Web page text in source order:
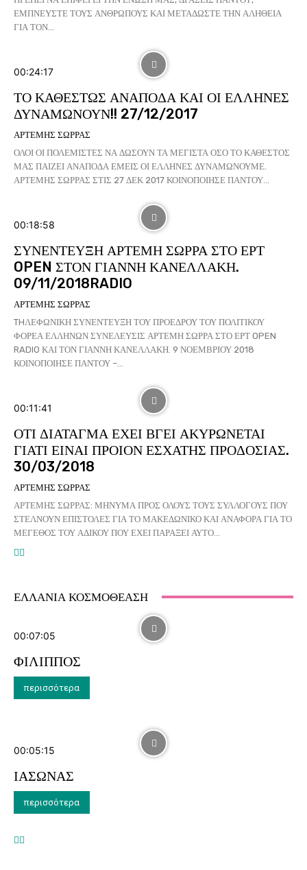
ΕΜΠΝΕΥΣΤΕ ΤΟΥΣ ΑΝΘΡΩΠΟΥΣ ΚΑΙ ΜΕΤΑΔΩΣΤΕ ΤΗΝ ΑΛΗΘΕΙΑ
ΓΙΑ ΤΟΝ...
00:24:17
ΤΟ ΚΑΘΕΣΤΩΣ ΑΝΑΠΟΔΑ ΚΑΙ ΟΙ ΕΛΛΗΝΕΣ
ΔΥΝΑΜΩΝΟΥΝ!! 27/12/2017
ΑΡΤΕΜΗΣ ΣΩΡΡΑΣ
ΟΛΟΙ ΟΙ ΠΟΛΕΜΙΣΤΕΣ ΝΑ ΔΩΣΟΥΝ ΤΑ ΜΕΓΙΣΤΑ ΟΣΟ ΤΟ ΚΑΘΕΣΤΟΣ
ΜΑΣ ΠΑΙΖΕΙ ΑΝΑΠΟΔΑ ΕΜΕΙΣ ΟΙ ΕΛΛΗΝΕΣ ΔΥΝΑΜΩΝΟΥΜΕ.
ΑΡΤΕΜΗΣ ΣΩΡΡΑΣ ΣΤΙΣ 27 ΔΕΚ 2017 ΚΟΙΝΟΠΟΙΗΣΕ ΠΑΝΤΟΥ...
00:18:58
ΣΥΝΕΝΤΕΥΞΗ ΑΡΤΕΜΗ ΣΩΡΡΑ ΣΤΟ ΕΡΤ
OPEN ΣΤΟΝ ΓΙΑΝΝΗ ΚΑΝΕΛΛΑΚΗ.
09/11/2018RADIO
ΑΡΤΕΜΗΣ ΣΩΡΡΑΣ
THΛΕΦΩΝΙΚΗ ΣΥΝΕΝΤΕΥΞΗ ΤΟΥ ΠΡΟΕΔΡΟΥ ΤΟΥ ΠΟΛΙΤΙΚΟΥ
ΦΟΡΕΑ ΕΛΛΗΝΩΝ ΣΥΝΕΛΕΥΣΙΣ ΑΡΤΕΜΗ ΣΩΡΡΑ ΣΤΟ ΕΡΤ OPEN
RADIO ΚΑΙ ΤΟΝ ΓΙΑΝΝΗ ΚΑΝΕΛΛΑΚΗ. 9 ΝΟΕΜΒΡΙΟΥ 2018
ΚΟΙΝΟΠΟΙΗΣΕ ΠΑΝΤΟΥ –...
00:11:41
ΟΤΙ ΔΙΑΤΑΓΜΑ ΕΧΕΙ ΒΓΕΙ ΑΚΥΡΩΝΕΤΑΙ
ΓΙΑΤΙ ΕΙΝΑΙ ΠΡΟΙΟΝ ΕΣΧΑΤΗΣ ΠΡΟΔΟΣΙΑΣ.
30/03/2018
ΑΡΤΕΜΗΣ ΣΩΡΡΑΣ
ΑΡΤΕΜΗΣ ΣΩΡΡΑΣ: ΜΗΝΥΜΑ ΠΡΟΣ ΟΛΟΥΣ ΤΟΥΣ ΣΥΛΛΟΓΟΥΣ ΠΟΥ
ΣΤΕΛΝΟΥΝ ΕΠΙΣΤΟΛΕΣ ΓΙΑ ΤΟ ΜΑΚΕΔΩΝΙΚΟ ΚΑΙ ΑΝΑΦΟΡΑ ΓΙΑ ΤΟ
ΜΕΓΕΘΟΣ ΤΟΥ ΑΔΙΚΟΥ ΠΟΥ ΕΧΕΙ ΠΑΡΑΞΕΙ ΑΥΤΟ...
ΕΛΛΑΝΙΑ ΚΟΣΜΟΘΕΑΣΗ
00:07:05
ΦΙΛΙΠΠΟΣ
περισσότερα
00:05:15
ΙΑΣΩΝΑΣ
περισσότερα